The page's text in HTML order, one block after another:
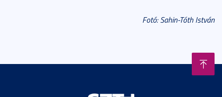
Fotó: Sahin-Tóth István